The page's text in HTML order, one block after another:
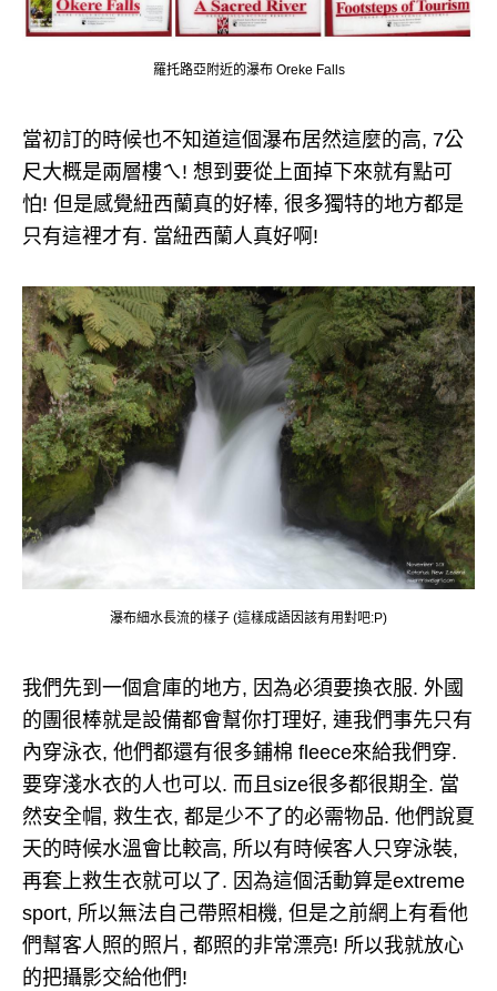
羅托路亞附近的瀑布 Oreke Falls
當初訂的時候也不知道這個瀑布居然這麼的高, 7公
尺大概是兩層樓ㄟ! 想到要從上面掉下來就有點可
怕! 但是感覺紐西蘭真的好棒, 很多獨特的地方都是
只有這裡才有. 當紐西蘭人真好啊!
瀑布細水長流的樣子 (這樣成語因該有用對吧:P)
我們先到一個倉庫的地方, 因為必須要換衣服. 外國
的團很棒就是設備都會幫你打理好, 連我們事先只有
內穿泳衣, 他們都還有很多鋪棉 fleece來給我們穿.
要穿淺水衣的人也可以. 而且size很多都很期全. 當
然安全帽, 救生衣, 都是少不了的必需物品. 他們說夏
天的時候水溫會比較高, 所以有時候客人只穿泳裝,
再套上救生衣就可以了. 因為這個活動算是extreme
sport, 所以無法自己帶照相機, 但是之前網上有看他
們幫客人照的照片, 都照的非常漂亮! 所以我就放心
的把攝影交給他們!